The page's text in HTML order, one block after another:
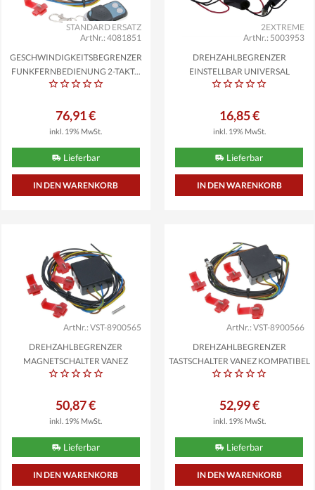
ArtNr.: 4081851
STANDARD ERSATZ
GESCHWINDIGKEITSBEGRENZER
FUNKFERNBEDIENUNG 2-TAKT...
76,91 €
inkl. 19% MwSt.
Lieferbar
ArtNr.: 5003953
2EXTREME
DREHZAHLBEGRENZER
EINSTELLBAR UNIVERSAL
KIPPSCHALTER...
16,85 €
inkl. 19% MwSt.
Lieferbar
ArtNr.: VST-8900565
DREHZAHLBEGRENZER
MAGNETSCHALTER VANEZ
ROLLER,...
50,87 €
inkl. 19% MwSt.
Lieferbar
ArtNr.: VST-8900566
DREHZAHLBEGRENZER
TASTSCHALTER VANEZ KOMPATIBEL
FÜR...
52,99 €
inkl. 19% MwSt.
Lieferbar